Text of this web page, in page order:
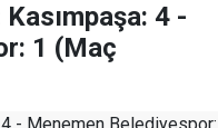
4 -
1 (Maç